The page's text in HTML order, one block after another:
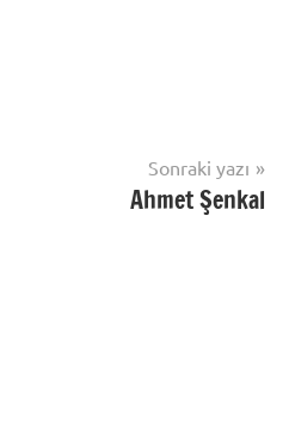
Sonraki yazı
Ahmet Şenkal